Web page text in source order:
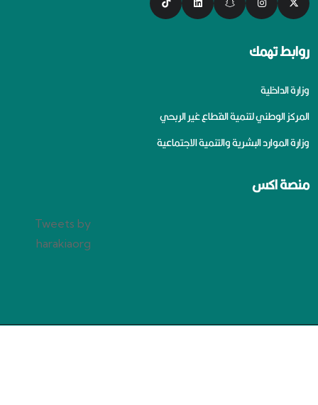
روابط تهمك
وزارة الداخلية
المركز الوطني لتنمية القطاع غير الربحي
وزارة الموارد البشرية والتنمية الاجتماعية
منصة اكس
Tweets by
harakiaorg